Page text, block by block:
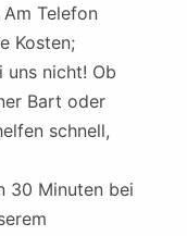
Telefon
Kosten;
uns nicht! Ob
Bart oder
schnell,
30 Minuten bei